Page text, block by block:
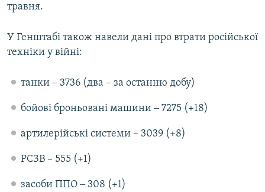
травня.
У Генштабі також навели дані про втрати російської
техніки у війні:
танки ‒ 3736 (два – за останню добу)
бойові броньовані машини ‒ 7275 (+18)
артилерійські системи – 3039 (+8)
РСЗВ – 555 (+1)
засоби ППО ‒ 308 (+1)